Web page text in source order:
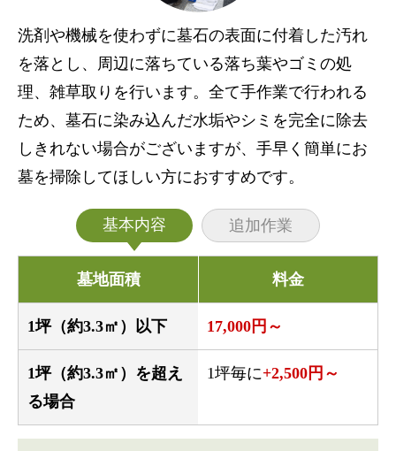
洗剤や機械を使わずに墓石の表面に付着した汚れ
を落とし、周辺に落ちている落ち葉やゴミの処
理、雑草取りを行います。全て手作業で行われる
ため、墓石に染み込んだ水垢やシミを完全に除去
しきれない場合がございますが、手早く簡単にお
墓を掃除してほしい方におすすめです。
基本内容 追加作業
墓地面積 料金
1坪（約3.3㎡）以下 17,000円～
1坪（約3.3㎡）を超え
る場合
1坪毎に+2,500円～